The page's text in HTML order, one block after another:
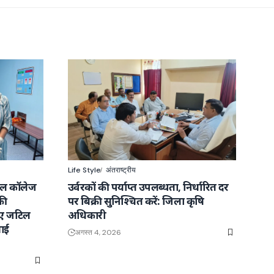
कॉलेज
जटिल
Life Style अंतराष्ट्रीय
उर्वरकों की पर्याप्त उपलब्धता, निर्धारित दर
पर बिक्री सुनिश्चित करें: जिला कृषि
अधिकारी
अगस्त 4, 2026